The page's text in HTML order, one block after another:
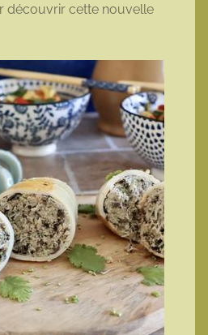
découvrir cette nouvelle